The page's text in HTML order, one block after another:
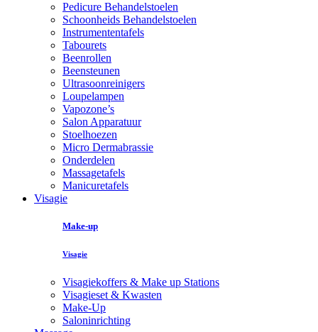
Pedicure Behandelstoelen
Schoonheids Behandelstoelen
Instrumententafels
Tabourets
Beenrollen
Beensteunen
Ultrasoonreinigers
Loupelampen
Vapozone’s
Salon Apparatuur
Stoelhoezen
Micro Dermabrassie
Onderdelen
Massagetafels
Manicuretafels
Visagie
Make-up
Visagie
Visagiekoffers & Make up Stations
Visagieset & Kwasten
Make-Up
Saloninrichting